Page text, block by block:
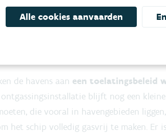
handhaving werken aan een
wordt dat de sectormeer zal
soort producten transporteren
niet meer vrijkomen.
de havens aan een toelatingsbeleid
ontgassingsinstallatie blijft nog een
die vooral in havengebieden
het schip volledig gasvrij te maken. Er
Alle cookies aanvaarden